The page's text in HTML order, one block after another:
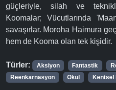
güçleriyle, silah ve
Koomalar; Vücutlarında
savaşırlar. Moroha Haimura
hem de Kooma olan tek kişidir.
Türler: Aksiyon Fantastik
Reenkarnasyon
Okul Kentsel